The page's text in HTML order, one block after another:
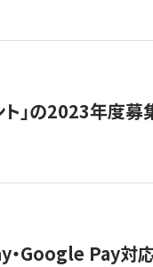
」の2023年度募
・Google Pay対